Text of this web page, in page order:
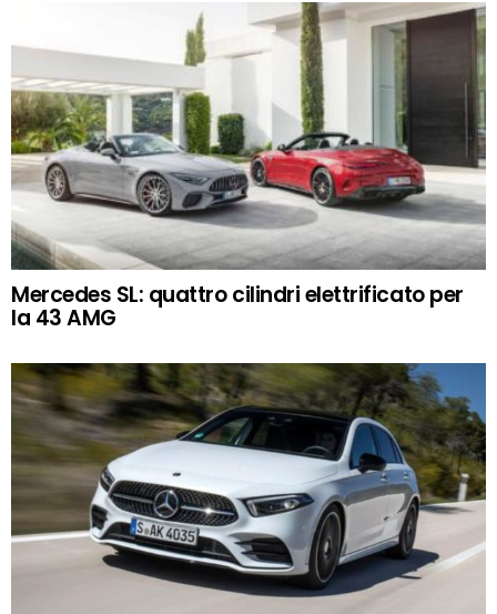
Mercedes SL: quattro cilindri elettrificato per
la 43 AMG